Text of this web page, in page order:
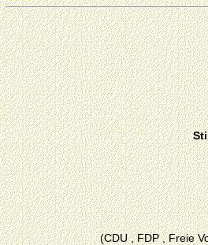
(CDU , FDP , Freie